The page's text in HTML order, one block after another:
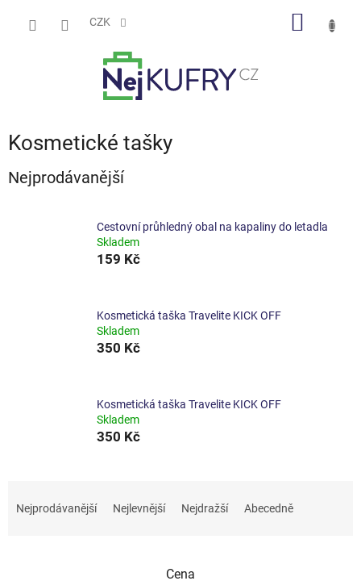
CZK
Kosmetické tašky
Nejprodávanější
Cestovní průhledný obal na kapaliny do letadla
Skladem
159 Kč
Kosmetická taška Travelite KICK OFF
Skladem
350 Kč
Kosmetická taška Travelite KICK OFF
Skladem
350 Kč
Nejprodávanější Nejlevnější Nejdražší Abecedně
Cena